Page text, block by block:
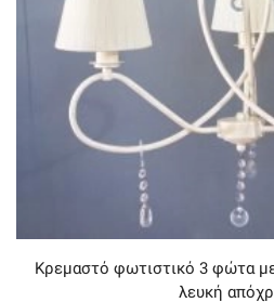
Κρεμαστό φωτιστικό 3 φώτα
λευκή